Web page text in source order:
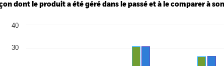
dont le produit a été géré dans le passé et à le comparer à
chart with 2 data series.
chart has 1 Y axis displaying Values. Range: -30 to 40.
30
40